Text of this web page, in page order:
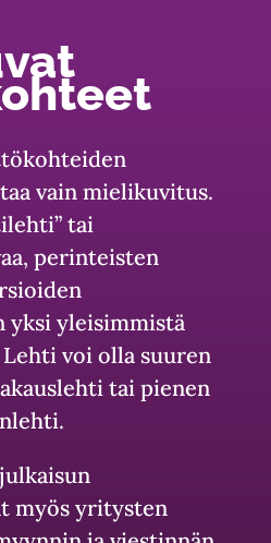
vain mielikuvitus.
tai
perinteisten
yksi yleisimmistä
voi olla suuren
tai pienen
myös yritysten